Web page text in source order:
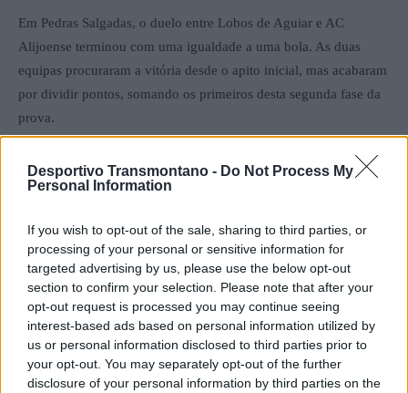
Desportivo Transmontano - Do Not Process My
Personal Information
If you wish to opt-out of the sale, sharing to third parties, or
processing of your personal or sensitive information for
targeted advertising by us, please use the below opt-out
section to confirm your selection. Please note that after your
opt-out request is processed you may continue seeing
interest-based ads based on personal information utilized by
us or personal information disclosed to third parties prior to
your opt-out. You may separately opt-out of the further
disclosure of your personal information by third parties on the
Em Pedras Salgadas, o duelo entre Lobos de Aguiar e AC
Alijoense terminou com uma igualdade a uma bola. As duas
equipas procuraram a vitória desde o apito inicial, mas acabaram
por dividir pontos, somando os primeiros desta segunda fase da
prova.
O Murça folgou nesta jornada.
em Cerva
Na série de reconhecimento, realizou-se apenas um encontro,
com o Abaças a triunfar por 3-1 no reduto do Cerva. A equipa da
casa até começou a vencer, mas os visitantes deram a volta ao
resultado com uma exibição eficaz e determinada.